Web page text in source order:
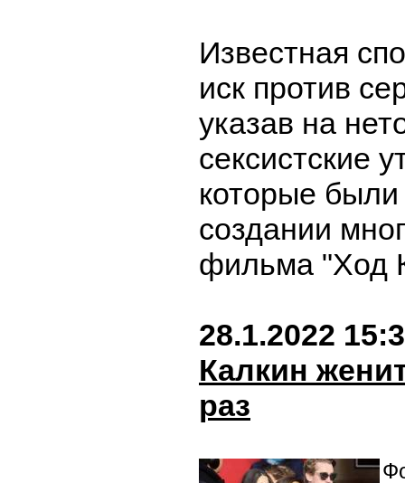
Известная
иск против
указав на
сексистские
которые
создании
фильма "Ход
28.1.2022
Калкин
раз